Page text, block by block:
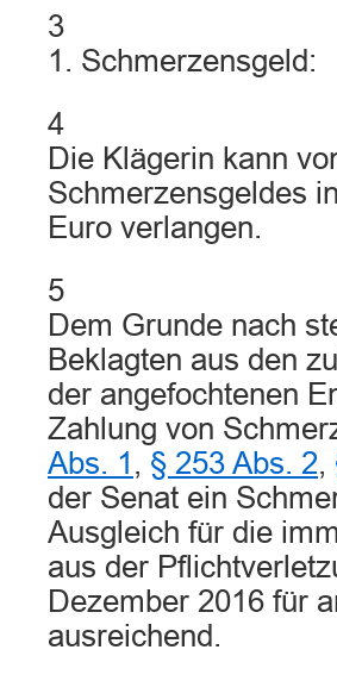
3
1. Schmerzensgeld:
4
Die Klägerin kann
Schmerzensgeldes
Euro verlangen.
5
Dem Grunde nach
Beklagten aus den
der angefochtenen
Zahlung von
Abs. 1 , § 253 Abs. 2,
der Senat ein
Ausgleich für die
aus der
Dezember 2016 für
ausreichend.